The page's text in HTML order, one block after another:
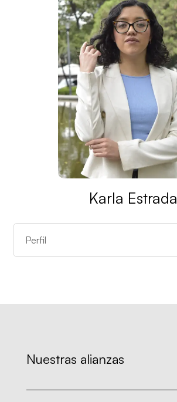
Karla Estrada
Perfil
Nuestras alianzas